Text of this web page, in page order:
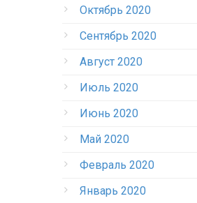
Октябрь 2020
Сентябрь 2020
Август 2020
Июль 2020
Июнь 2020
Май 2020
Февраль 2020
Январь 2020